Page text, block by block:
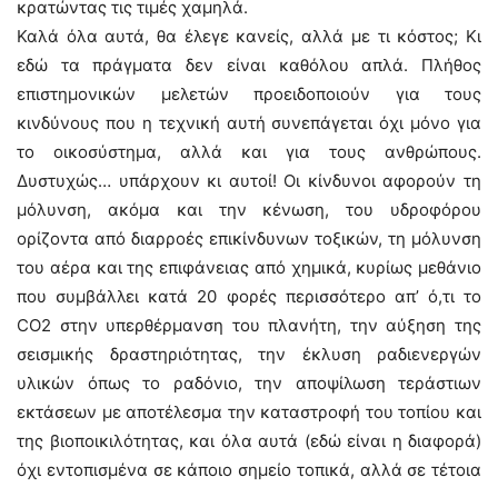
κρατώντας τις τιμές χαμηλά.
Καλά όλα αυτά, θα έλεγε κανείς, αλλά με τι κόστος; Κι
εδώ τα πράγματα δεν είναι καθόλου απλά. Πλήθος
επιστημονικών μελετών προειδοποιούν για τους
κινδύνους που η τεχνική αυτή συνεπάγεται όχι μόνο για
το οικοσύστημα, αλλά και για τους ανθρώπους.
Δυστυχώς… υπάρχουν κι αυτοί! Οι κίνδυνοι αφορούν τη
μόλυνση, ακόμα και την κένωση, του υδροφόρου
ορίζοντα από διαρροές επικίνδυνων τοξικών, τη μόλυνση
του αέρα και της επιφάνειας από χημικά, κυρίως μεθάνιο
που συμβάλλει κατά 20 φορές περισσότερο απ’ ό,τι το
CO2 στην υπερθέρμανση του πλανήτη, την αύξηση της
σεισμικής δραστηριότητας, την έκλυση ραδιενεργών
υλικών όπως το ραδόνιο, την αποψίλωση τεράστιων
εκτάσεων με αποτέλεσμα την καταστροφή του τοπίου και
της βιοποικιλότητας, και όλα αυτά (εδώ είναι η διαφορά)
όχι εντοπισμένα σε κάποιο σημείο τοπικά, αλλά σε τέτοια